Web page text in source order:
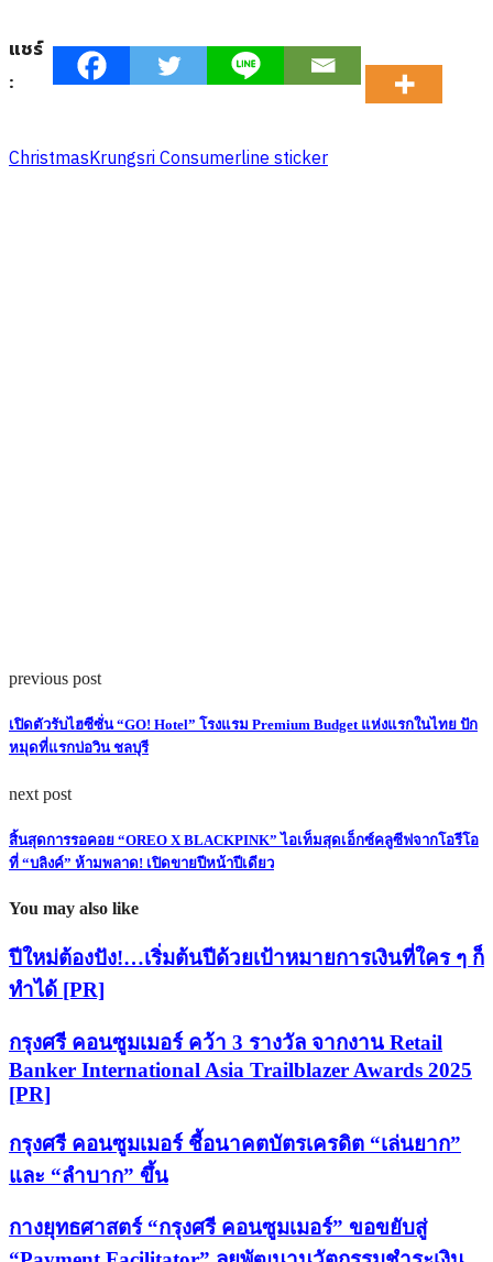
แชร์
:
ChristmasKrungsri Consumerline sticker
previous post
เปิดตัวรับไฮซีซั่น “GO! Hotel” โรงแรม Premium Budget แห่งแรกในไทย ปัก
หมุดที่แรกบ่อวิน ชลบุรี
next post
สิ้นสุดการรอคอย “OREO X BLACKPINK” ไอเท็มสุดเอ็กซ์คลูซีฟจากโอรีโอ
ที่ “บลิงค์” ห้ามพลาด! เปิดขายปีหน้าปีเดียว
You may also like
ปีใหม่ต้องปัง!…เริ่มต้นปีด้วยเป้าหมายการเงินที่ใคร ๆ ก็
ทำได้ [PR]
กรุงศรี คอนซูมเมอร์ คว้า 3 รางวัล จากงาน Retail
Banker International Asia Trailblazer Awards 2025
[PR]
กรุงศรี คอนซูมเมอร์ ชี้อนาคตบัตรเครดิต “เล่นยาก”
และ “ลำบาก” ขึ้น
กางยุทธศาสตร์ “กรุงศรี คอนซูมเมอร์” ขอขยับสู่